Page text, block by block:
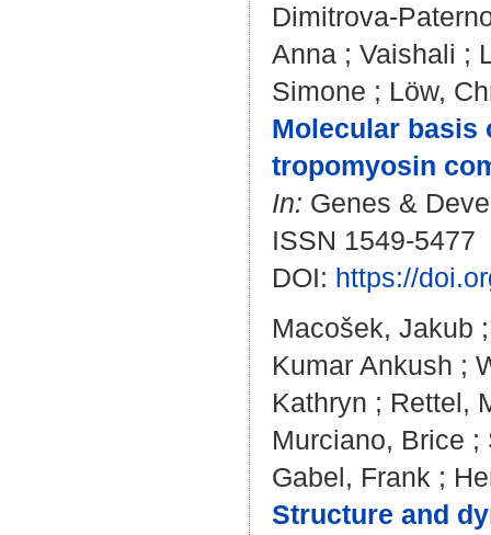
Dimitrova-
Anna ; Vaishali ;
Simone ; Löw,
Molecular basis
tropomyosin
In: Genes &
ISSN 1549-5477
DOI: https://
Macošek, Jakub
Kumar Ankush ;
Kathryn ; Rettel,
Murciano, Brice ;
Gabel, Frank ;
Structure and